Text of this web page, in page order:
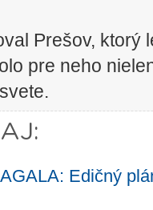
Prešov, ktorý
pre neho
Edičný